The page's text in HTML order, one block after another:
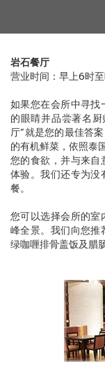
岩石餐厅
营业时间：早上6时至
如果您在会所中寻
的眼睛并品尝著名
厅”就是您的最佳答
的有机鲜菜，依照泰
您的食欲，并与来自
体验。我们还专为
餐。
您可以选择会所的室
峰全景。我们向您推
绿咖喱排骨盖饭及腊